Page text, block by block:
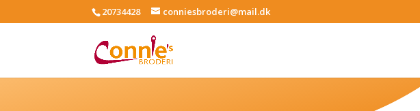
20734428 conniesbroderi@mail.dk